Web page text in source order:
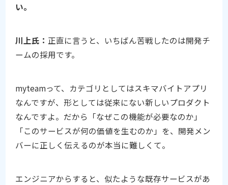
い。
川上氏： 正直に言うと、いちばん苦戦したのは開発チ
ームの採用です。
myteamって、カテゴリとしてはスキマバイトアプリ
なんですが、形としては従来にない新しいプロダクト
なんですよ。だから「なぜこの機能が必要なのか」
「このサービスが何の価値を生むのか」を、開発メン
バーに正しく伝えるのが本当に難しくて。
エンジニアからすると、似たような既存サービスがあ